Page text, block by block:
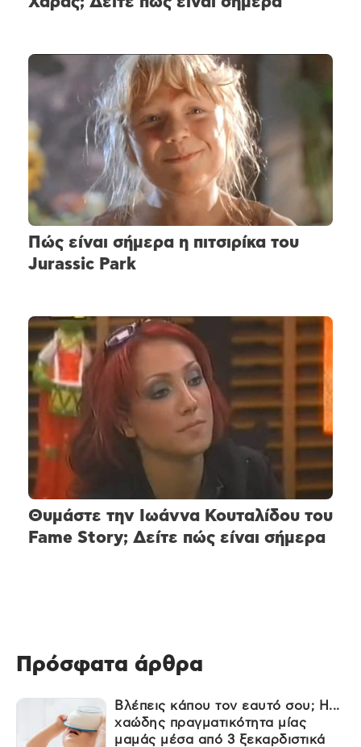
Πώς είναι σήμερα η πιτσιρίκα του
Jurassic Park
Θυμάστε την Ιωάννα Κουταλίδου του
Fame Story; Δείτε πώς είναι σήμερα
Πρόσφατα άρθρα
Βλέπεις κάπου τον εαυτό σου; Η...
χαώδης πραγματικότητα μίας
μαμάς μέσα από 3 ξεκαρδιστικά